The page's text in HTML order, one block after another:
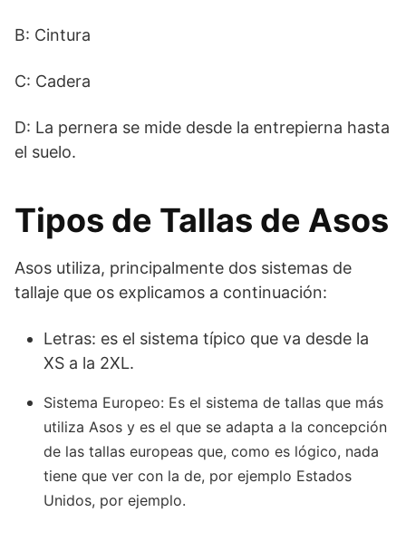
B: Cintura
C: Cadera
D: La pernera se mide desde la entrepierna hasta
el suelo.
Tipos de Tallas de Asos
Asos utiliza, principalmente dos sistemas de
tallaje que os explicamos a continuación:
Letras: es el sistema típico que va desde la
XS a la 2XL.
Sistema Europeo: Es el sistema de tallas que más
utiliza Asos y es el que se adapta a la concepción
de las tallas europeas que, como es lógico, nada
tiene que ver con la de, por ejemplo Estados
Unidos, por ejemplo.